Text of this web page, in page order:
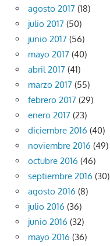
agosto 2017 (18)
julio 2017 (50)
junio 2017 (56)
mayo 2017 (40)
abril 2017 (41)
marzo 2017 (55)
febrero 2017 (29)
enero 2017 (23)
diciembre 2016 (40)
noviembre 2016 (49)
octubre 2016 (46)
septiembre 2016 (30)
agosto 2016 (8)
julio 2016 (36)
junio 2016 (32)
mayo 2016 (36)